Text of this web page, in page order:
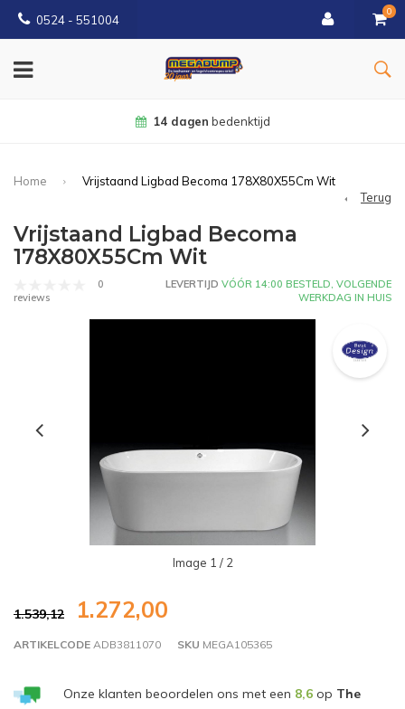
0524 - 551004
0
1000m2showroom in Tiel, Dalen, Wormer & Eindhoven
Home
Vrijstaand Ligbad Becoma 178X80X55Cm Wit
Terug
Vrijstaand Ligbad Becoma
178X80X55Cm Wit
0
reviews
LEVERTIJD VÓÓR 14:00 BESTELD, VOLGENDE
WERKDAG IN HUIS
Image 1 / 2
1.539,12 1.272,00
ARTIKELCODE ADB3811070 SKU MEGA105365
Onze klanten beoordelen ons met een 8,6op The